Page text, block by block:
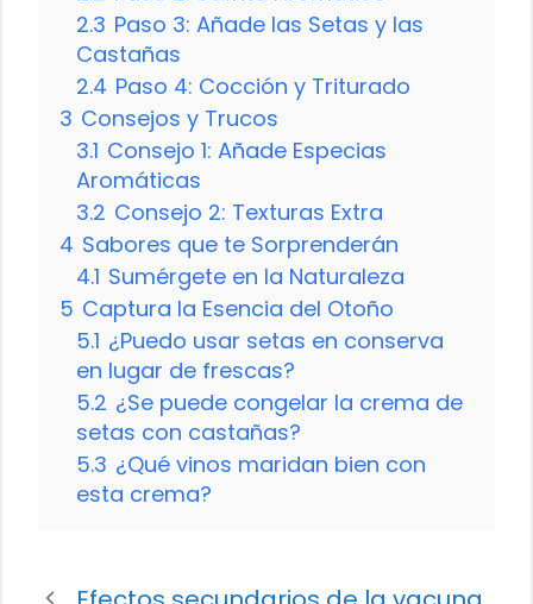
2.3 Paso 3: Añade las Setas y las
Castañas
2.4 Paso 4: Cocción y Triturado
3 Consejos y Trucos
3.1 Consejo 1: Añade Especias
Aromáticas
3.2 Consejo 2: Texturas Extra
4 Sabores que te Sorprenderán
4.1 Sumérgete en la Naturaleza
5 Captura la Esencia del Otoño
5.1 ¿Puedo usar setas en conserva
en lugar de frescas?
5.2 ¿Se puede congelar la crema de
setas con castañas?
5.3 ¿Qué vinos maridan bien con
esta crema?